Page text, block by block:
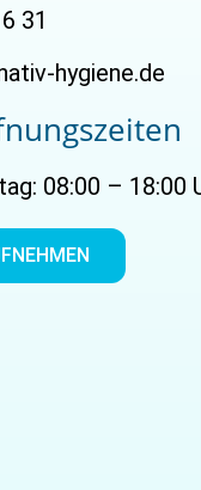
31
hygiene.de
08:00 – 18:00